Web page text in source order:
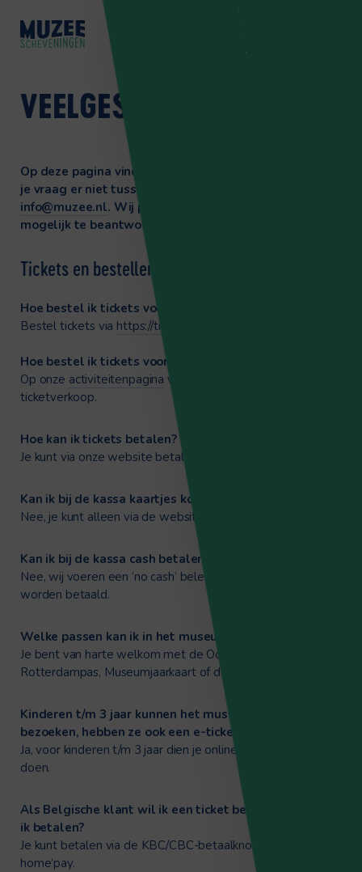
VEELGESTELDE VRAGEN
Op deze pagina vind je de veelgestelde vragen. Staat
je vraag er niet tussen? Stuur een bericht naar
info@muzee.nl. Wij proberen jouw vraag zo spoedig
mogelijk te beantwoorden.
Tickets en bestellen
Hoe bestel ik tickets voor het museum?
Bestel tickets via https://tickets.muzeescheveningen.nl
Hoe bestel ik tickets voor de voorstellingen?
Op onze activiteitenpagina vindt je ons programma en
ticketverkoop.
Hoe kan ik tickets betalen?
Je kunt via onze website betalen via iDeal.
Kan ik bij de kassa kaartjes kopen?
Nee, je kunt alleen via de website kaartjes kopen.
Kan ik bij de kassa cash betalen?
Nee, wij voeren een ‘no cash’ beleid. Er kan alleen per pin
worden betaald.
Welke passen kan ik in het museum gebruiken?
Je bent van harte welkom met de Ooievaarspas, CJP pas,
Rotterdampas, Museumjaarkaart of donateurspas.
Kinderen t/m 3 jaar kunnen het museum gratis
bezoeken, hebben ze ook een e-ticket nodig?
Ja, voor kinderen t/m 3 jaar dien je online een reservering te
doen.
Als Belgische klant wil ik een ticket bestellen, hoe kan
ik betalen?
Je kunt betalen via de KBC/CBC-betaalknop of ING
home’pay.